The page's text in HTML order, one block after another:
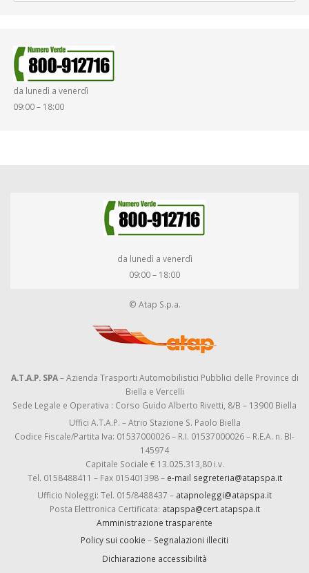
da lunedì a venerdì
09:00 – 18:00
da lunedì a venerdì
09:00 – 18:00
© Atap S.p.a.
A.T.A.P. SPA– Azienda Trasporti Automobilistici Pubblici delle Province di
Biella e Vercelli
Sede Legale e Operativa : Corso Guido Alberto Rivetti, 8/B – 13900 Biella
Uffici A.T.A.P. – Atrio Stazione S. Paolo Biella
Codice Fiscale/Partita Iva: 01537000026 – R.I. 01537000026 – R.E.A. n. BI-
145974
Capitale Sociale € 13.025.313,80 i.v.
Tel. 0158488411 – Fax 015401398 – e-mail segreteria@atapspa.it
Ufficio Noleggi: Tel. 015/8488437 – atapnoleggi@atapspa.it
Posta Elettronica Certificata: atapspa@cert.atapspa.it
Amministrazione trasparente
Policy sui cookie – Segnalazioni illeciti
Dichiarazione accessibilità